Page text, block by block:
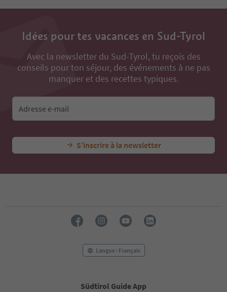
Idées pour tes vacances en Sud-Tyrol
Avec la newsletter du Sud-Tyrol, tu reçois des
conseils pour ton séjour, des événements à ne pas
manquer et des recettes typiques.
Adresse e-mail
S’inscrire à la newsletter
Langue : Français
Südtirol Guide App